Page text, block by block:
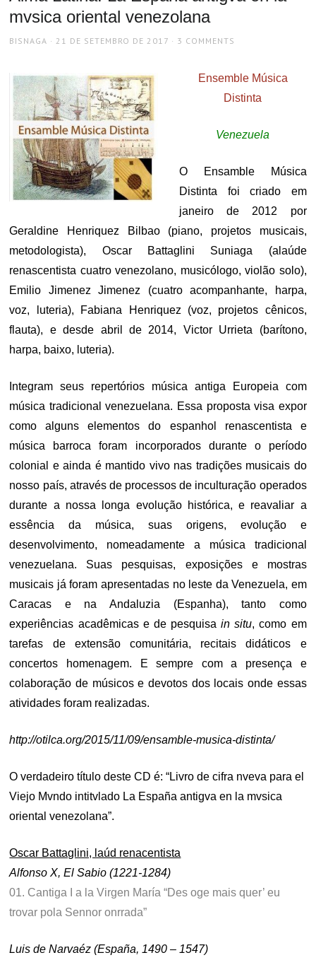
mvsica oriental venezolana
AUTHOR
BISNAGA
POSTED
21 DE SETEMBRO DE 2017 3 COMMENTS
Ensemble Música
Distinta
Venezuela
O Ensamble Música
Distinta foi criado em
janeiro de 2012 por
Geraldine Henriquez Bilbao (piano, projetos musicais,
metodologista), Oscar Battaglini Suniaga (alaúde
renascentista cuatro venezolano, musicólogo, violão solo),
Emilio Jimenez Jimenez (cuatro acompanhante, harpa,
voz, luteria), Fabiana Henriquez (voz, projetos cênicos,
flauta), e desde abril de 2014, Victor Urrieta (barítono,
harpa, baixo, luteria).
Integram seus repertórios música antiga Europeia com
música tradicional venezuelana. Essa proposta visa expor
como alguns elementos do espanhol renascentista e
música barroca foram incorporados durante o período
colonial e ainda é mantido vivo nas tradições musicais do
nosso país, através de processos de inculturação operados
durante a nossa longa evolução histórica, e reavaliar a
essência da música, suas origens, evolução e
desenvolvimento, nomeadamente a música tradicional
venezuelana. Suas pesquisas, exposições e mostras
musicais já foram apresentadas no leste da Venezuela, em
Caracas e na Andaluzia (Espanha), tanto como
experiências acadêmicas e de pesquisain situ, como em
tarefas de extensão comunitária, recitais didáticos e
concertos homenagem. E sempre com a presença e
colaboração de músicos e devotos dos locais onde essas
atividades foram realizadas.
http://otilca.org/2015/11/09/ensamble-musica-distinta/
O verdadeiro título deste CD é: “Livro de cifra nveva para el
Viejo Mvndo intitvlado La España antigva en la mvsica
oriental venezolana”.
Oscar Battaglini, laúd renacentista
Alfonso X, El Sabio (1221-1284)
01. Cantiga I a la Virgen María “Des oge mais quer’ eu
trovar pola Sennor onrrada”
Luis de Narvaéz (España, 1490 – 1547)